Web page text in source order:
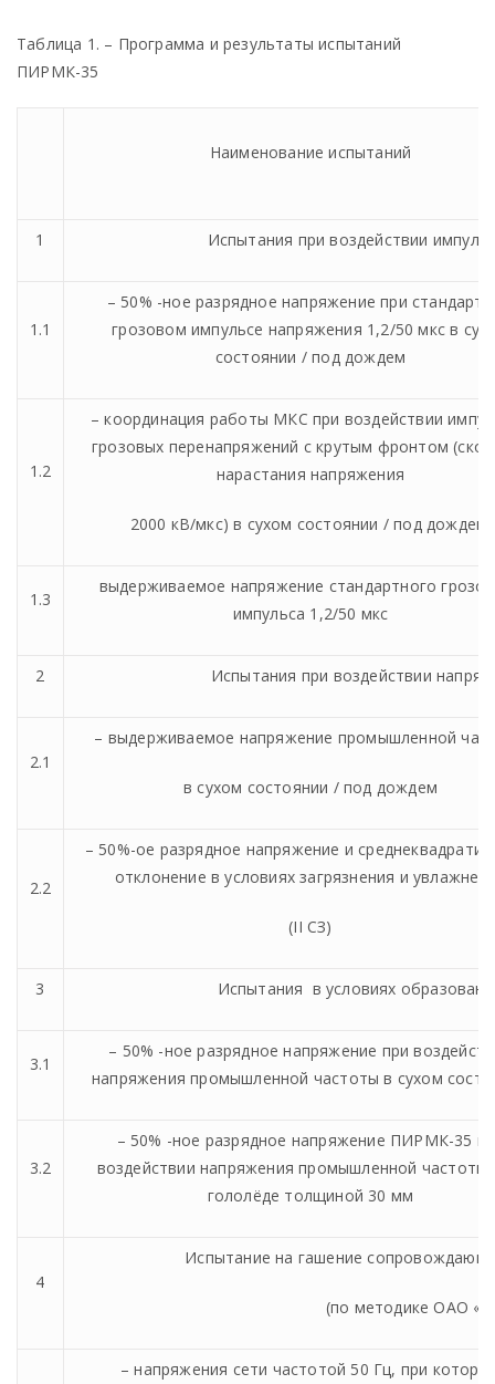
Таблица 1. – Программа и результаты испытаний
ПИРМК-35
Наименование испытаний
1 Испытания при воздействии
1.1
– 50% -ное разрядное напряжение при
грозовом импульсе напряжения 1,2/50 мкс в
состоянии / под дождем
1.2
– координация работы МКС при воздействии
грозовых перенапряжений с крутым фронтом
нарастания напряжения
2000 кВ/мкс) в сухом состоянии / под дождем;
1.3
выдерживаемое напряжение стандартного
импульса 1,2/50 мкс
2 Испытания при воздействии
2.1
– выдерживаемое напряжение промышленной
в сухом состоянии / под дождем
2.2
– 50%-ое разрядное напряжение и
отклонение в условиях загрязнения и
(IIСЗ)
3 Испытания в условиях
3.1
– 50% -ное разрядное напряжение при
напряжения промышленной частоты в сухом
3.2
– 50% -ное разрядное напряжение ПИРМК-35
воздействии напряжения промышленной частоты
гололёде толщиной 30 мм
4
Испытание на гашение
(по методике ОАО
– напряжения сети частотой 50 Гц, при